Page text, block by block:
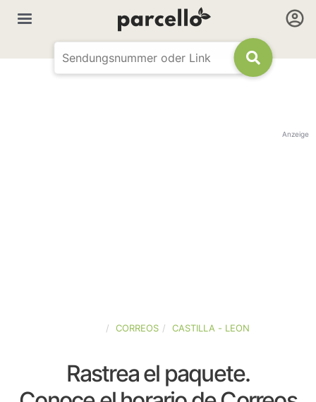
Anzeige
CORREOS CASTILLA - LEON
Rastrea el paquete.